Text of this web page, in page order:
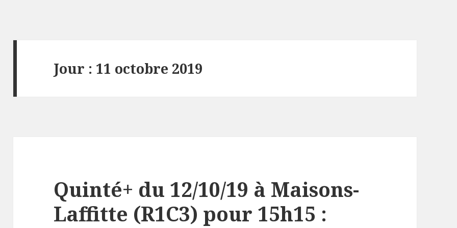
Jour : 11 octobre 2019
Quinté+ du 12/10/19 à Maisons-
Laffitte (R1C3) pour 15h15 :